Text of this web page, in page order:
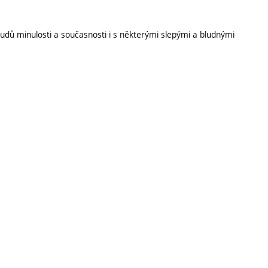
minulosti a současnosti i s některými slepými a bludnými